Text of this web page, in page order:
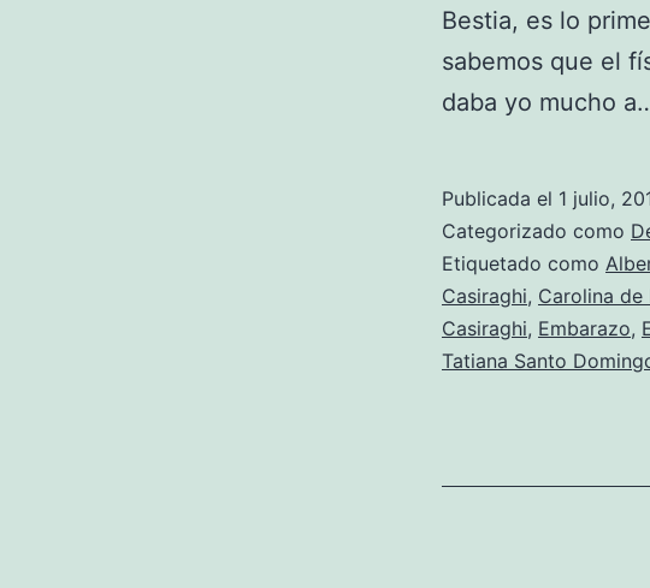
Bestia, es lo
sabemos que el
daba yo mucho
Publicada el 1 julio,
Categorizado como
Etiquetado como
Casiraghi, Carolina de
Casiraghi, Embarazo,
Tatiana Santo